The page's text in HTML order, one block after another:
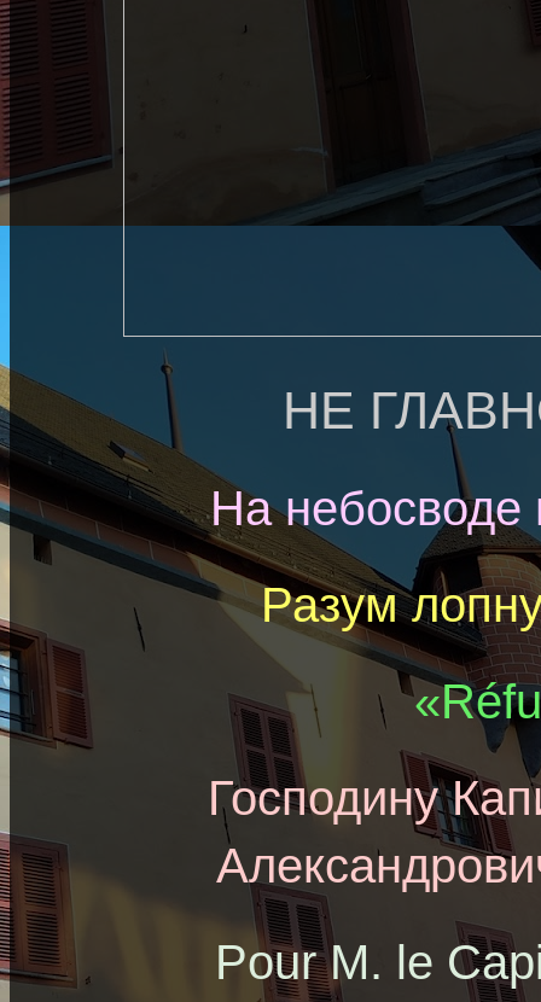
НЕ
На небосводе
Разум
Господину
Pour M. le